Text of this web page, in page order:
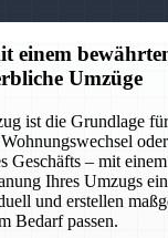
einem
Umzüge
ist die Grundlage
Geschäfts – mit
Ihres Umzugs
und erstellen
Bedarf passen.